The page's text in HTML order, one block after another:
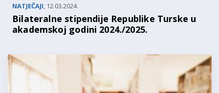
NATJEČAJI, 12.03.2024.
Bilateralne stipendije Republike Turske u
akademskoj godini 2024./2025.